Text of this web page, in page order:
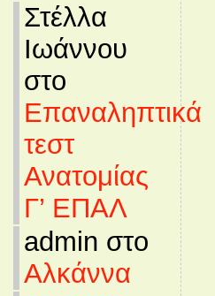
Στέλλα
Ιωάννου
στο
Επαναληπτικά
τεστ
Ανατομίας
Γ’ ΕΠΑΛ
admin στο
Αλκάννα